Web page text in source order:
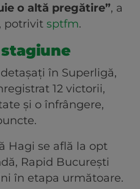
o altă pregătire”, a
potrivit sptfm.
în Superligă,
12 victorii,
și o înfrângere,
Hagi se află la opt
Rapid București
în etapa următoare.